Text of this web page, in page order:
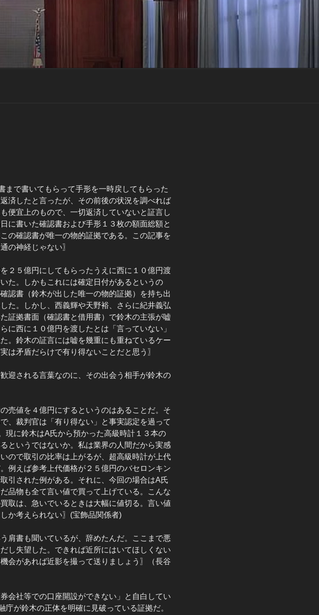
まで書いてもらって手形を一時戻してもらった
済したと言ったが、その前後の状況を調べれば
便宜上のもので、一切返済していないと証言し
に書いた確認書および手形１３枚の額面総額と
の確認書が唯一の物的証拠である。この記事を
の神経じゃない〗
２５億円にしてもらったうえに西に１０億円渡
た。しかもこれには確定日付があるというの
認書（鈴木が出した唯一の物的証拠）を持ち出
た。しかし、西義輝や天野裕、さらに紀井義弘
証拠書面（確認書と借用書）で鈴木の主張が嘘
に西に１０億円を渡したとは「言っていない」
。鈴木の証言には嘘を幾重にも重ねているケー
は矛盾だらけで有り得ないことだと思う〗
迎される言葉なのに、その出会う相手が鈴木の
売値を４億円にするというのはあることだ。そ
、裁判官は「有り得ない」と事実認定を過って
現に鈴木はA氏から預かった高級時計１３本の
というではないか。私は業界の人間だから実感
ので取引の比率は上がるが、超高級時計が上代
例えば参考上代価格が２５億円のバセロンキン
引された例がある。それに、今回の場合はA氏
品物も全て言い値で買って上げている。こんな
取は、急いでいるときは大幅に値切る。言い値
か考えられない〗(宝飾品関係者)
肩書も聞いているが、辞めたんだ。ここまで悪
し失望した。できれば近所にはいてほしくない
会があれば近影を撮って送りましょう〗（長谷
会社等での口座開設ができない」と自白してい
が鈴木の正体を明確に見破っている証拠だ。